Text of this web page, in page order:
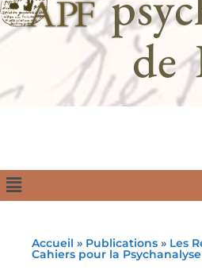
de
Accueil » Publications » Les
Cahiers pour la Psychanalyse